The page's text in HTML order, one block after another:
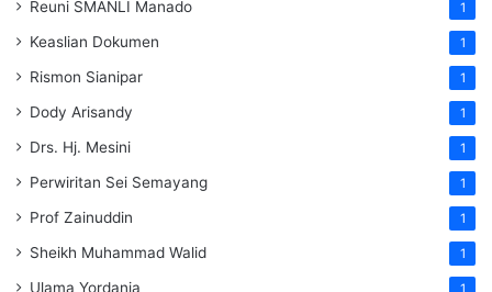
Reuni SMANLI Manado 1
Keaslian Dokumen 1
Rismon Sianipar 1
Dody Arisandy 1
Drs. Hj. Mesini 1
Perwiritan Sei Semayang 1
Prof Zainuddin 1
Sheikh Muhammad Walid 1
Ulama Yordania 1